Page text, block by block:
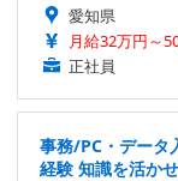
愛知県
月給32万円～
正社員
事務/PC・データ
経験 知識を活か